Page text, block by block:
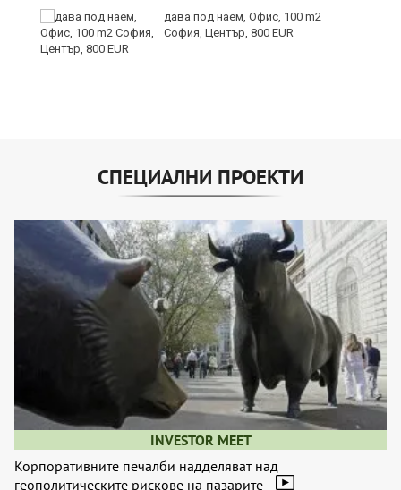
дава под наем, Офис, 100 m2
София, Център, 800 EUR
СПЕЦИАЛНИ ПРОЕКТИ
INVESTOR MEET
Корпоративните печалби надделяват над
геополитическите рискове на пазарите